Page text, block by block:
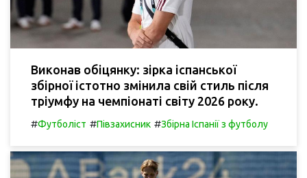
Виконав обіцянку: зірка іспанської
збірної істотно змінила свій стиль після
тріумфу на чемпіонаті світу 2026 року.
#Футболіст #Півзахисник #Збірна Іспанії з футболу